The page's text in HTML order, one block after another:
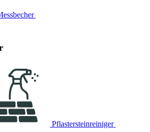
Pflastersteinreiniger